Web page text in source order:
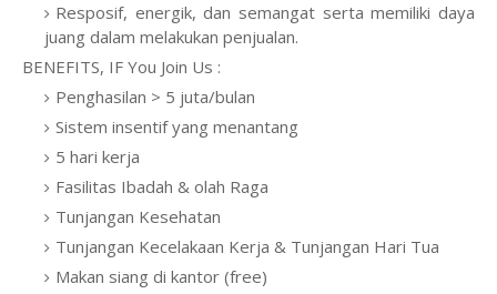
Resposif, energik, dan semangat serta memiliki daya
juang dalam melakukan penjualan.
BENEFITS, IF You Join Us :
Penghasilan > 5 juta/bulan
Sistem insentif yang menantang
5 hari kerja
Fasilitas Ibadah & olah Raga
Tunjangan Kesehatan
Tunjangan Kecelakaan Kerja & Tunjangan Hari Tua
Makan siang di kantor (free)